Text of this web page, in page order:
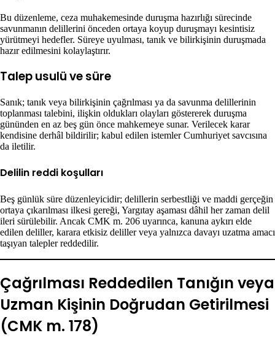
Bu düzenleme, ceza muhakemesinde duruşma hazırlığı sürecinde
savunmanın delillerini önceden ortaya koyup duruşmayı kesintisiz
yürütmeyi hedefler. Süreye uyulması, tanık ve bilirkişinin duruşmada
hazır edilmesini kolaylaştırır.
Talep usulü ve süre
Sanık; tanık veya bilirkişinin çağrılması ya da savunma delillerinin
toplanması talebini, ilişkin oldukları olayları göstererek duruşma
gününden en az beş gün önce mahkemeye sunar. Verilecek karar
kendisine derhâl bildirilir; kabul edilen istemler Cumhuriyet savcısına
da iletilir.
Delilin reddi koşulları
Beş günlük süre düzenleyicidir; delillerin serbestliği ve maddi gerçeğin
ortaya çıkarılması ilkesi gereği, Yargıtay aşaması dâhil her zaman delil
ileri sürülebilir. Ancak CMK m. 206 uyarınca, kanuna aykırı elde
edilen deliller, karara etkisiz deliller veya yalnızca davayı uzatma amacı
taşıyan talepler reddedilir.
Çağrılması Reddedilen Tanığın veya
Uzman Kişinin Doğrudan Getirilmesi
(CMK m. 178)